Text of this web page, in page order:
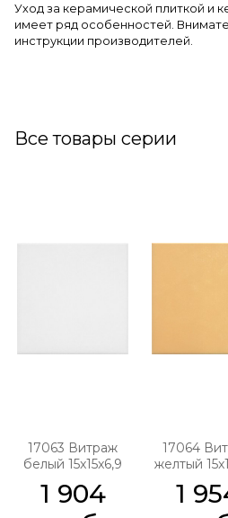
Уход за керамической плиткой и
имеет ряд особенностей.
инструкции производителей.
Все товары серии
17063 Витраж
белый 15x15x6,9
1 904
17064
желтый
1